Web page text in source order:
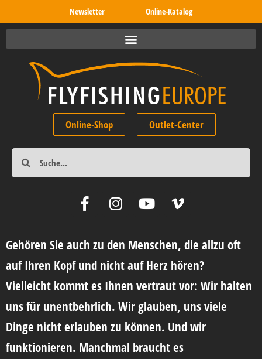
Newsletter Online-Katalog
Online-Shop Outlet-Center
Gehören Sie auch zu den Menschen, die allzu oft
auf Ihren Kopf und nicht auf Herz hören?
Vielleicht kommt es Ihnen vertraut vor: Wir halten
uns für unentbehrlich. Wir glauben, uns viele
Dinge nicht erlauben zu können. Und wir
funktionieren. Manchmal braucht es